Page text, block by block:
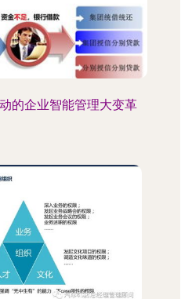
的企业智能管理大变革